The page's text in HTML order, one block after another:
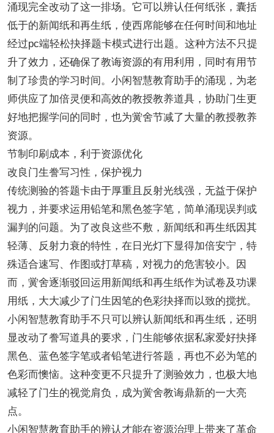
涌现完全改动了这一排场。它可以辨认任何纸张，囊括
低于的新闻纸和再生纸，使西席能够在任何时间和地址
经过pc端轻松抉择题卡模式进行出题。这种方法不只提
升了效力，还确保了教诲资源的有用利用，同时有用节
制了珍贵的学习时间。小闲智慧教育助手的涌现，为老
师供应了加倍灵便和高效的教授教养道具，协助门生更
好地把握学问的同时，也为黉舍节减了大量的教授教养
资源。
节制印刷成本，利于资源优化
改良门生誊写习性，保护视力
传统测验的答题卡由于厚重且反射光线强，无益于保护
视力，并要求运用铅笔和黑色签字笔，简单涌现误判或
漏判的问题。为了改良这些不敷，新闻纸和再生纸因其
轻薄、反射力衰的特性，在日光灯下显得加倍安宁，特
殊适合速写、作图或打草稿，对视力的危害较小。因
而，黉舍逐渐驳回运用新闻纸和再生纸作为试卷及功课
用纸，大大减少了门生因笔的色彩抉择而以致的搅扰。
小闲智慧教育助手不只可以辨认新闻纸和再生纸，还明
显改动了誊写道具的要求，门生能够依据私家爱好抉择
黑色、蓝色签字笔或者铅笔进行答题，再也不必为笔的
色彩而懊恼。这种变更不只提升了测验效力，也极大地
减轻了门生的视觉肩负，成为黉舍教诲鼎新的一大亮
点。
小闲智慧教育助手的辨认才能在资源治理上带来了革命